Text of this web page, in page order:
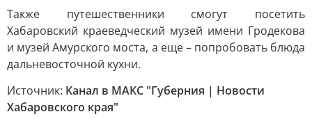
Также путешественники смогут посетить
Хабаровский краеведческий музей имени Гродекова
и музей Амурского моста, а еще – попробовать блюда
дальневосточной кухни.
Источник: Канал в МАКС "Губерния | Новости
Хабаровского края"